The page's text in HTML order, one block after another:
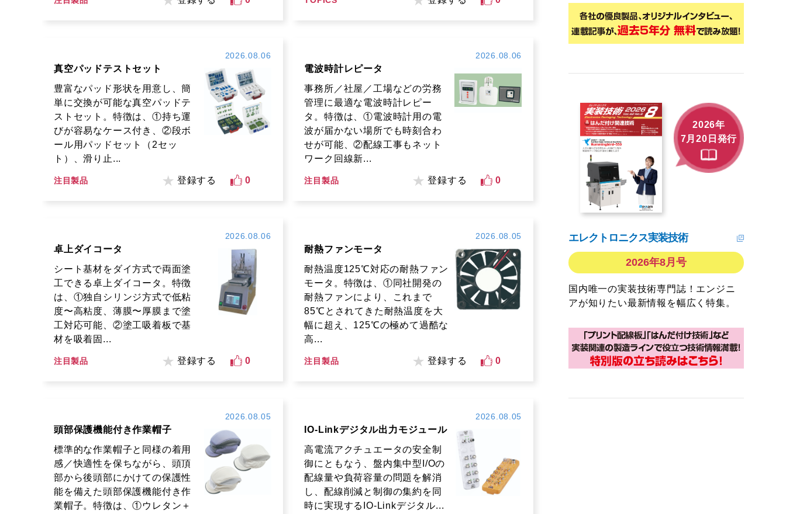
2026.08.06
真空パッドテストセット
豊富なパッド形状を用意し、簡
単に交換が可能な真空パッドテ
ストセット。特徴は、①持ち運
びが容易なケース付き、②段ボ
ール用パッドセット（2セッ
ト）、滑り止...
注目製品 登録する 0
2026.08.06
電波時計レピータ
事務所／社屋／工場などの労務
管理に最適な電波時計レピー
タ。特徴は、①電波時計用の電
波が届かない場所でも時刻合わ
せが可能、②配線工事もネット
ワーク回線新...
注目製品 登録する 0
2026.08.06
卓上ダイコータ
シート基材をダイ方式で両面塗
工できる卓上ダイコータ。特徴
は、①独自シリンジ方式で低粘
度〜高粘度、薄膜〜厚膜まで塗
工対応可能、②塗工吸着板で基
材を吸着固...
注目製品 登録する 0
2026.08.05
耐熱ファンモータ
耐熱温度125℃対応の耐熱ファン
モータ。特徴は、①同社開発の
耐熱ファンにより、これまで
85℃とされてきた耐熱温度を大
幅に超え、125℃の極めて過酷な
高...
注目製品 登録する 0
2026.08.05
頭部保護機能付き作業帽子
標準的な作業帽子と同様の着用
感／快適性を保ちながら、頭頂
部から後頭部にかけての保護性
能を備えた頭部保護機能付き作
業帽子。特徴は、①ウレタン＋
2026.08.05
IO-Linkデジタル出力モジュール
高電流アクチュエータの安全制
御にともなう、盤内集中型I/Oの
配線量や負荷容量の問題を解消
し、配線削減と制御の集約を同
時に実現するIO-Linkデジタル...
2026年
7月20日発行
エレクトロニクス実装技術
2026年8月号
国内唯一の実装技術専門誌！エンジニ
アが知りたい最新情報を幅広く特集。